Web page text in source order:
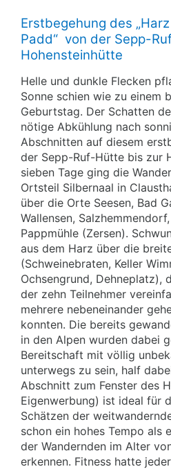
Erstbegehung des
Padd“ von der Sepp-
Hohensteinhütte
Helle und dunkle Flecken
Sonne schien wie zu einem
Geburtstag. Der Schatten
nötige Abkühlung nach
Abschnitten auf diesem
der Sepp-Ruf-Hütte bis zur
sieben Tage ging die
Ortsteil Silbernaal in
über die Orte Seesen, Bad
Wallensen,
Pappmühle (Zersen).
aus dem Harz über die
(Schweinebraten, Keller
Ochsengrund, Dehneplatz),
der zehn Teilnehmer
mehrere nebeneinander
konnten. Die bereits
in den Alpen wurden dabei
Bereitschaft mit völlig
unterwegs zu sein, half
Abschnitt zum Fenster des
Eigenwerbung) ist ideal für
Schätzen der
schon ein hohes Tempo als
der Wandernden im Alter
erkennen. Fitness hatte